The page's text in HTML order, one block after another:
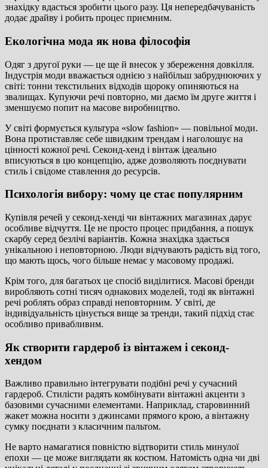
знахідку вдасться зробити цього разу. Ця непередбачуваність
додає драйву і робить процес приємним.
Екологічна мода як нова філософія
Одяг з другої руки — це ще й внесок у збереження довкілля.
Індустрія моди вважається однією з найбільш забруднюючих у
світі: тонни текстильних відходів щороку опиняються на
звалищах. Купуючи речі повторно, ми даємо їм друге життя і
зменшуємо попит на масове виробництво.
У світі формується культура «slow fashion» — повільної моди.
Вона протиставляє себе швидким трендам і наголошує на
цінності кожної речі. Секонд-хенд і вінтаж ідеально
вписуються в цю концепцію, адже дозволяють поєднувати
стиль і свідоме ставлення до ресурсів.
Психологія вибору: чому це стає популярним
Купівля речей у секонд-хенді чи вінтажних магазинах дарує
особливе відчуття. Це не просто процес придбання, а пошук
скарбу серед безлічі варіантів. Кожна знахідка здається
унікальною і неповторною. Люди відчувають радість від того,
що мають щось, чого більше немає у масовому продажі.
Крім того, для багатьох це спосіб виділитися. Масові бренди
виробляють сотні тисяч однакових моделей, тоді як вінтажні
речі роблять образ справді неповторним. У світі, де
індивідуальність цінується вище за тренди, такий підхід стає
особливо привабливим.
Як створити гардероб із вінтажем і секонд-
хендом
Важливо правильно інтегрувати подібні речі у сучасний
гардероб. Стилісти радять комбінувати вінтажні акценти з
базовими сучасними елементами. Наприклад, старовинний
жакет можна носити з джинсами прямого крою, а вінтажну
сумку поєднати з класичним пальтом.
Не варто намагатися повністю відтворити стиль минулої
епохи — це може виглядати як костюм. Натомість одна чи дві